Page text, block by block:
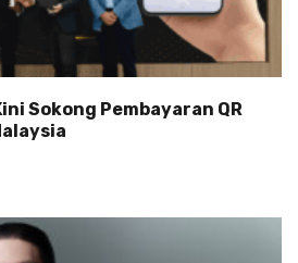
Sokong Pembayaran QR